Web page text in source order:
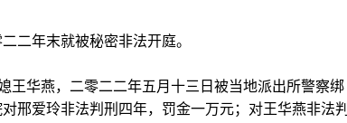
二年末就被秘密非法开庭。
王华燕，二零二二年五月十三日被当地派出所警察绑
邢爱玲非法判刑四年，罚金一万元；对王华燕非法判